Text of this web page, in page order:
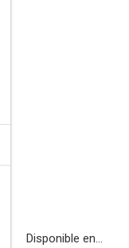
Disponible en...